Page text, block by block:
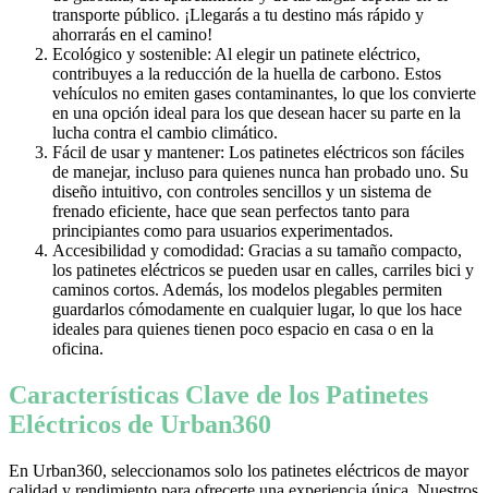
transporte público. ¡Llegarás a tu destino más rápido y
ahorrarás en el camino!
Ecológico y sostenible: Al elegir un patinete eléctrico,
contribuyes a la reducción de la huella de carbono. Estos
vehículos no emiten gases contaminantes, lo que los convierte
en una opción ideal para los que desean hacer su parte en la
lucha contra el cambio climático.
Fácil de usar y mantener: Los patinetes eléctricos son fáciles
de manejar, incluso para quienes nunca han probado uno. Su
diseño intuitivo, con controles sencillos y un sistema de
frenado eficiente, hace que sean perfectos tanto para
principiantes como para usuarios experimentados.
Accesibilidad y comodidad: Gracias a su tamaño compacto,
los patinetes eléctricos se pueden usar en calles, carriles bici y
caminos cortos. Además, los modelos plegables permiten
guardarlos cómodamente en cualquier lugar, lo que los hace
ideales para quienes tienen poco espacio en casa o en la
oficina.
Características Clave de los Patinetes
Eléctricos de Urban360
En Urban360, seleccionamos solo los patinetes eléctricos de mayor